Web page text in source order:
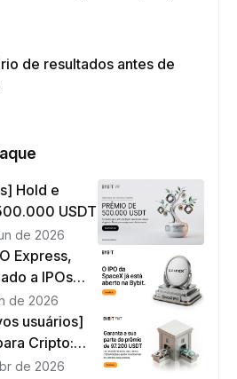
de resultados antes de
Hold e
USDT
de 2026
Express,
a IPOs
de 2026
usuários]
Cripto:
e
de 2026